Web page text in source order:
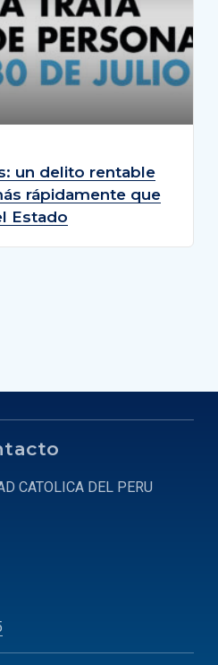
un delito rentable
rápidamente que
Estado
CATOLICA DEL PERU